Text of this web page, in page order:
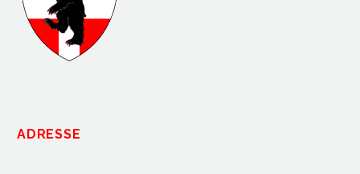
ADRESSE